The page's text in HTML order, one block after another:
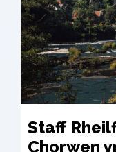
Staff
Chorwen